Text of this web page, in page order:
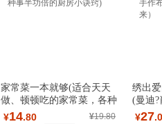
家常菜一本就够(适合天天
做、顿顿吃的家常菜，各种
事半功倍的厨
¥14.80 ¥19.80
绣出
(曼迪
作布
¥27